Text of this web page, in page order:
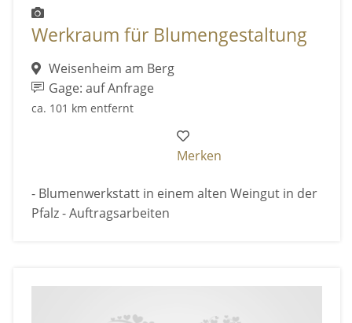
Werkraum für Blumengestaltung
Weisenheim am Berg
Gage: auf Anfrage
ca. 101 km entfernt
Merken
- Blumenwerkstatt in einem alten Weingut in der
Pfalz - Auftragsarbeiten